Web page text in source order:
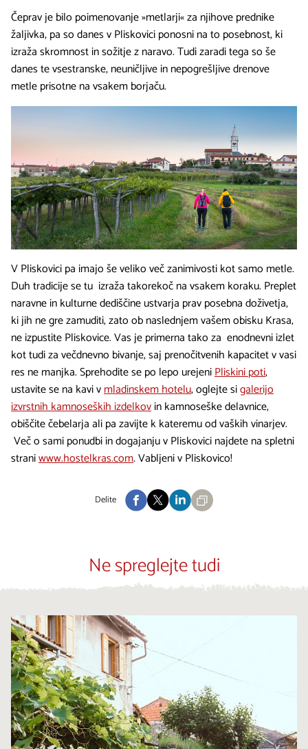
Čeprav je bilo poimenovanje »metlarji« za njihove prednike
žaljivka, pa so danes v Pliskovici ponosni na to posebnost, ki
izraža skromnost in sožitje z naravo. Tudi zaradi tega so še
danes te vsestranske, neuničljive in nepogrešljive drenove
metle prisotne na vsakem borjaču.
V Pliskovici pa imajo še veliko več zanimivosti kot samo metle.
Duh tradicije se tu izraža takorekoč na vsakem koraku. Preplet
naravne in kulturne dediščine ustvarja prav posebna doživetja,
ki jih ne gre zamuditi, zato ob naslednjem vašem obisku Krasa,
ne izpustite Pliskovice. Vas je primerna tako za enodnevni izlet
kot tudi za večdnevno bivanje, saj prenočitvenih kapacitet v vasi
res ne manjka. Sprehodite se po lepo urejeniPliskini poti,
ustavite se na kavi vmladinskem hotelu, oglejte sigalerijo
izvrstnih kamnoseških izdelkovin kamnoseške delavnice,
obiščite čebelarja ali pa zavijte k kateremu od vaških vinarjev.
Več o sami ponudbi in dogajanju v Pliskovici najdete na spletni
straniwww.hostelkras.com. Vabljeni v Pliskovico!
Delite
Ne spreglejte tudi